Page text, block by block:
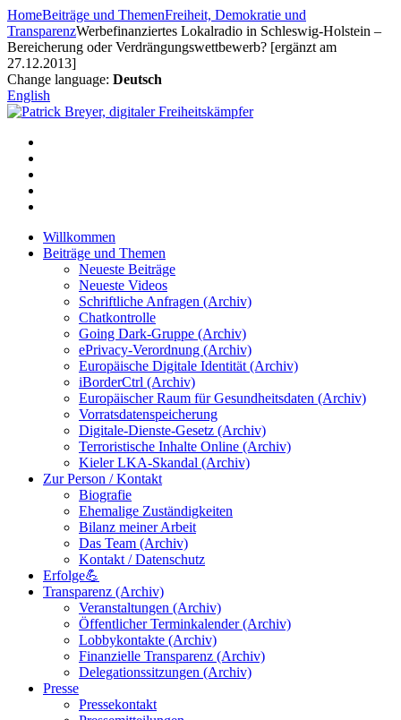
Zum
Inhalt
springen
HomeBeiträge und ThemenFreiheit, Demokratie und
TransparenzWerbefinanziertes Lokalradio in Schleswig-Holstein –
Bereicherung oder Verdrängungswettbewerb? [ergänzt am
27.12.2013]
Change language: Deutsch
English
Willkommen
Beiträge und Themen
Neueste Beiträge
Neueste Videos
Schriftliche Anfragen (Archiv)
Chatkontrolle
Going Dark-Gruppe (Archiv)
ePrivacy-Verordnung (Archiv)
Europäische Digitale Identität (Archiv)
iBorderCtrl (Archiv)
Europäischer Raum für Gesundheitsdaten (Archiv)
Vorratsdatenspeicherung
Digitale-Dienste-Gesetz (Archiv)
Terroristische Inhalte Online (Archiv)
Kieler LKA-Skandal (Archiv)
Zur Person / Kontakt
Biografie
Ehemalige Zuständigkeiten
Bilanz meiner Arbeit
Das Team (Archiv)
Kontakt / Datenschutz
Erfolge💪
Transparenz (Archiv)
Veranstaltungen (Archiv)
Öffentlicher Terminkalender (Archiv)
Lobbykontakte (Archiv)
Finanzielle Transparenz (Archiv)
Delegationssitzungen (Archiv)
Presse
Pressekontakt